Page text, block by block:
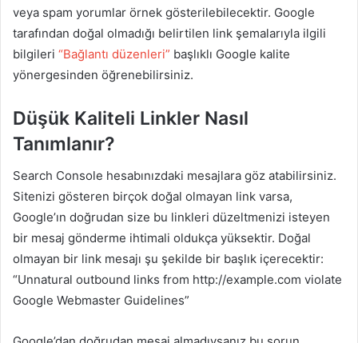
veya spam yorumlar örnek gösterilebilecektir. Google
tarafından doğal olmadığı belirtilen link şemalarıyla ilgili
bilgileri “Bağlantı düzenleri” başlıklı Google kalite
yönergesinden öğrenebilirsiniz.
Düşük Kaliteli Linkler Nasıl
Tanımlanır?
Search Console hesabınızdaki mesajlara göz atabilirsiniz.
Sitenizi gösteren birçok doğal olmayan link varsa,
Google’ın doğrudan size bu linkleri düzeltmenizi isteyen
bir mesaj gönderme ihtimali oldukça yüksektir. Doğal
olmayan bir link mesajı şu şekilde bir başlık içerecektir:
“Unnatural outbound links from http://example.com violate
Google Webmaster Guidelines”